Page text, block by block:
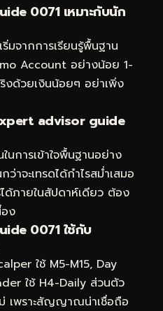
0071 เหมาะกับนัก
ริ่มจากการเรียนรู้พื้นฐาน
Account อย่างน้อย 1-
งด้วยเงินน้อยๆ อย่าเพิ่ง
advisor guide
นการเข้าใจพื้นฐานอย่าง
าจะเทรดได้กำไรสม่ำเสมอ
ได้ภายในสัปดาห์เดียว ต้อง
ง
0071 ใช้กับ
ใช้ M5-M15, Day
ใช้ H4-Daily ส่วนตัว
เพราะสัญญาณน่าเชื่อถือ